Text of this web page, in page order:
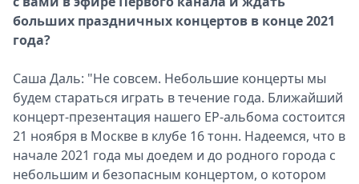
больших праздничных концертов в конце 2021
года?
Саша Даль: "Не совсем. Небольшие концерты мы
будем стараться играть в течение года. Ближайший
концерт-презентация нашего EP-альбома состоится
21 ноября в Москве в клубе 16 тонн. Надеемся, что в
начале 2021 года мы доедем и до родного города с
небольшим и безопасным концертом, о котором